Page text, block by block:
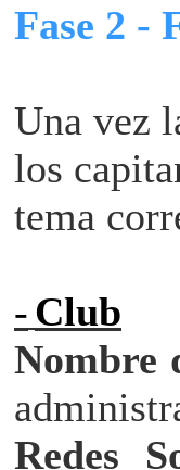
Fase 2 -
Una vez
los
tema
-Club
Nombre
Redes